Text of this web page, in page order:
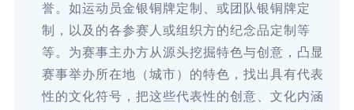
誉。如运动员金银铜牌定制、或团队银铜牌定
制，以及的各参赛人或组织方的纪念品定制等
等。为赛事主办方从源头挖掘特色与创意，凸显
赛事举办所在地（城市）的特色，找出具有代表
性的文化符号，把这些代表性的创意、文化内涵